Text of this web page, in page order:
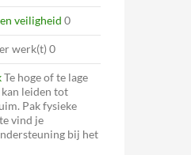
veiligheid 0
werk(t) 0
Te hoge of te lage
leiden tot
Pak fysieke
vind je
bij het